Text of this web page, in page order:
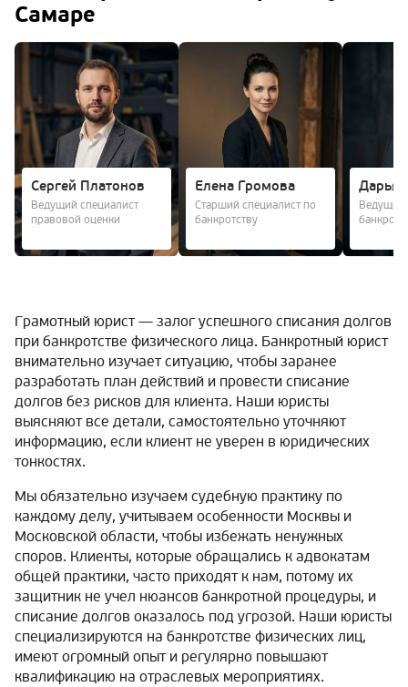
Самаре
Сергей Платонов
Ведущий специалист
правовой оценки
Елена Громова
Старший специалист по
банкротству
Дарья
Ведущий
Грамотный юрист — залог успешного списания долгов
при банкротстве физического лица. Банкротный юрист
внимательно изучает ситуацию, чтобы заранее
разработать план действий и провести списание
долгов без рисков для клиента. Наши юристы
выясняют все детали, самостоятельно уточняют
информацию, если клиент не уверен в юридических
тонкостях.
Мы обязательно изучаем судебную практику по
каждому делу, учитываем особенности Москвы и
Московской области, чтобы избежать ненужных
споров. Клиенты, которые обращались к адвокатам
общей практики, часто приходят к нам, потому их
защитник не учел нюансов банкротной процедуры, и
списание долгов оказалось под угрозой. Наши юристы
специализируются на банкротстве физических лиц,
имеют огромный опыт и регулярно повышают
квалификацию на отраслевых мероприятиях.